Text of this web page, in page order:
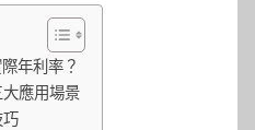
年利率？
應用場景
巧